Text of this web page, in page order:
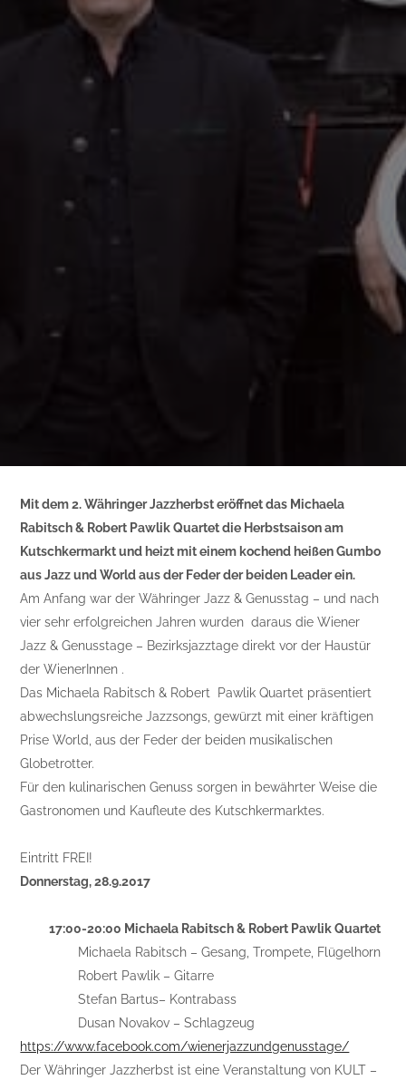
Mit dem 2. Währinger Jazzherbst eröffnet das Michaela
Rabitsch & Robert Pawlik Quartet die Herbstsaison am
Kutschkermarkt und heizt mit einem kochend heißen Gumbo
aus Jazz und World aus der Feder der beiden Leader ein.
Am Anfang war der Währinger Jazz & Genusstag – und nach
vier sehr erfolgreichen Jahren wurden daraus die Wiener
Jazz & Genusstage – Bezirksjazztage direkt vor der Haustür
der WienerInnen .
Das Michaela Rabitsch & Robert Pawlik Quartet präsentiert
abwechslungsreiche Jazzsongs, gewürzt mit einer kräftigen
Prise World, aus der Feder der beiden musikalischen
Globetrotter.
Für den kulinarischen Genuss sorgen in bewährter Weise die
Gastronomen und Kaufleute des Kutschkermarktes.
Eintritt FREI!
Donnerstag, 28.9.2017
17:00-20:00 Michaela Rabitsch & Robert Pawlik Quartet
Michaela Rabitsch – Gesang, Trompete, Flügelhorn
Robert Pawlik – Gitarre
Stefan Bartus– Kontrabass
Dusan Novakov – Schlagzeug
https://www.facebook.com/wienerjazzundgenusstage/
Der Währinger Jazzherbst ist eine Veranstaltung von KULT –